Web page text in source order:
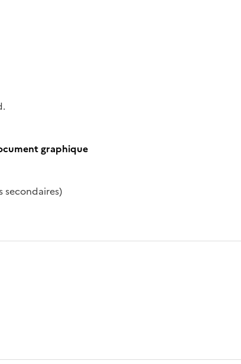
graphique
secondaires)